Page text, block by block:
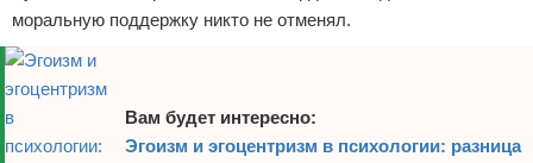
моральную поддержку никто не отменял.
Вам будет интересно:
Эгоизм и эгоцентризм в психологии: разница